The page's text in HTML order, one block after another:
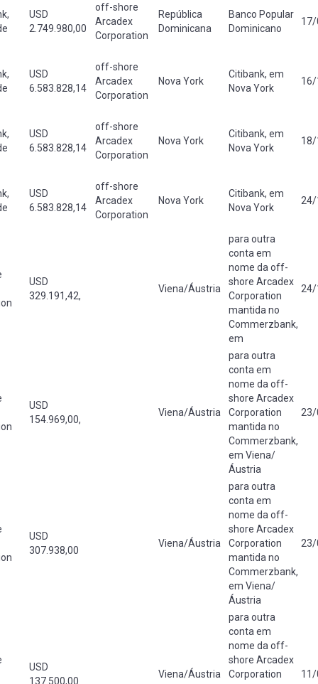
USD
2.749.980,00
off-shore
Arcadex
Corporation
República
Dominicana
Banco Popular
Dominicano
USD
6.583.828,14
off-shore
Arcadex
Corporation
Nova York
Citibank, em
Nova York
USD
6.583.828,14
off-shore
Arcadex
Corporation
Nova York
Citibank, em
Nova York
USD
6.583.828,14
off-shore
Arcadex
Corporation
Nova York
Citibank, em
Nova York
USD
329.191,42,
Viena/Áustria
para outra
conta em
nome da off-
shore Arcadex
Corporation
mantida no
Commerzbank,
em
USD
154.969,00,
Viena/Áustria
para outra
conta em
nome da off-
shore Arcadex
Corporation
mantida no
Commerzbank,
em Viena/
Áustria
USD
307.938,00
Viena/Áustria
para outra
conta em
nome da off-
shore Arcadex
Corporation
mantida no
Commerzbank,
em Viena/
Áustria
USD
137.500,00
Viena/Áustria
para outra
conta em
nome da off-
shore Arcadex
Corporation